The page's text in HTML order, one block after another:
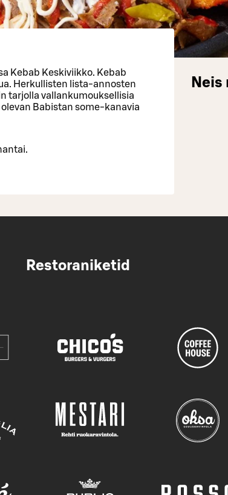
Kebab Keskiviikko. Kebab
Herkullisten lista-annosten
tarjolla vallankumouksellisia
Babistan some-kanavia
Neis
Restoraniketid